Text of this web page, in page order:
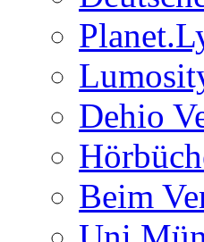
Dehio
Beim